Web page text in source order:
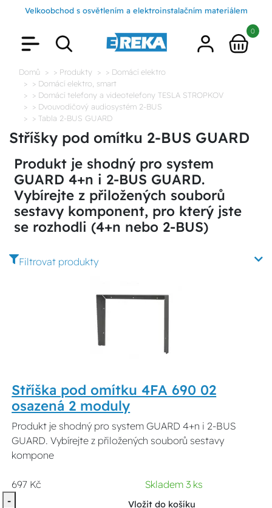
Velkoobchod s osvětlením a elektroinstalačním materiálem
0
Domů > Produkty
> Domácí elektro
> Domácí elektro, smart
> Domácí telefony a videotelefony TESLA STROPKOV
> Dvouvodičový audiosystém 2-BUS
> Tabla 2-BUS GUARD
Stříšky pod omítku 2-BUS GUARD
Produkt je shodný pro system
GUARD 4+n i 2-BUS GUARD.
Vybírejte z přiložených souborů
sestavy komponent, pro který jste
se rozhodli (4+n nebo 2-BUS)
Filtrovat produkty
Stříška pod omítku 4FA 690 02
osazená 2 moduly
Produkt je shodný pro system GUARD 4+n i 2-BUS
GUARD. Vybírejte z přiložených souborů sestavy
kompone
697 Kč
Skladem 3 ks
-
Vložit do košíku